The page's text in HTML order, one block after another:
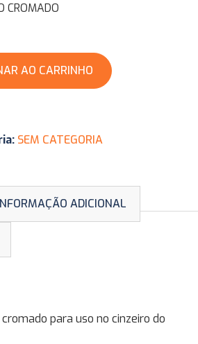
CROMADO
AO CARRINHO
SEM CATEGORIA
ADICIONAL
para uso no cinzeiro do